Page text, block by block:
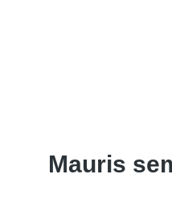
Mauris